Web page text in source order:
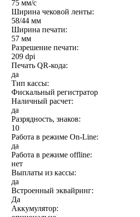
75 мм/с
Ширина чековой ленты:
58/44 мм
Ширина печати:
57 мм
Разрешение печати:
209 dpi
Печать QR-кода:
да
Тип кассы:
Фискальный регистратор
Наличный расчет:
да
Разрядность, знаков:
10
Работа в режиме On-Line:
да
Работа в режиме offline:
нет
Выплаты из кассы:
да
Встроенный эквайринг:
Да
Аккумулятор: